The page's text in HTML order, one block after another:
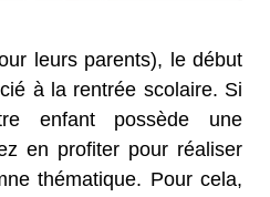
leurs parents), le début
à la rentrée scolaire. Si
enfant possède une
en profiter pour réaliser
thématique. Pour cela,